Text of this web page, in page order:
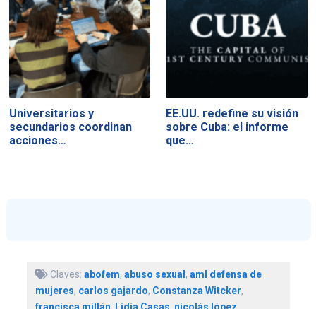
Universitarios y
secundarios coordinan
acciones…
EE.UU. redefine su visión
sobre Cuba: el informe
que…
Claves: abofem, abuso sexual, aml defensa de
mujeres, carlos gajardo, Constanza Witcker,
francisca millán, Lidia Casas, nicolás lópez